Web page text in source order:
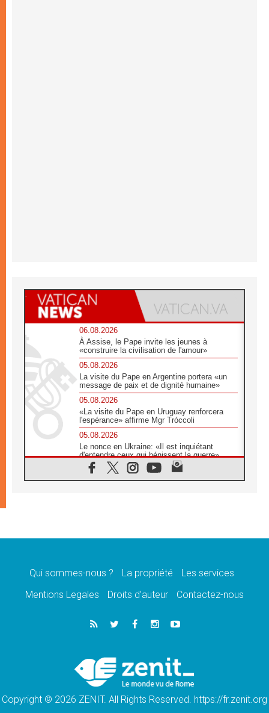
06.08.2026
À Assise, le Pape invite les jeunes à
«construire la civilisation de l'amour»
05.08.2026
La visite du Pape en Argentine portera «un
message de paix et de dignité humaine»
05.08.2026
«La visite du Pape en Uruguay renforcera
l'espérance» affirme Mgr Tróccoli
05.08.2026
Le nonce en Ukraine: «Il est inquiétant
d'entendre ceux qui bénissent la guerre»
05.08.2026
Léon XIV au Pérou, une lueur d'espoir pour
décès du cardinal Júlio Langa
Le Pape attendu en novembre en Uruguay,
05.08.2026
Audience générale: la prière est un acte
Léon XIV invite les Chevaliers de Colomb à
être des «prophètes de l'harmonie»
Qui sommes-nous ? La propriété
Les services
Mentions Legales
Droits d’auteur Contactez-nous
Copyright © 2026 ZENIT. All Rights Reserved. https://fr.zenit.org